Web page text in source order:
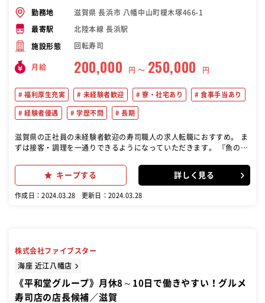
勤務地 滋賀県 長浜市 八幡中山町榎木塚466-1
最寄駅 北陸本線 長浜駅
施設形態 回転寿司
月給 200,000 円 〜 250,000 円
福利厚生充実 未経験者歓迎 寮・社宅あり 食事手当あり
経験者優遇 学歴不問 長期
滋賀県の正社員の未経験者歓迎の寿司職人の求人転職におすすめ。 ま
ずは接客・調理を一通りできるようになっていただきます。 『魚のさ
入社時研修、接客・調理に関するオペレーション研修でしっ かり基本
を身に付けることができますので、初心者の方も安心です。 店舗では
す。 一人前の仕事ができるようになりましたら、時間帯責任者＜主任
キープする 詳しく見る
作成日：2024.03.28 更新日：2024.03.28
株式会社ファイブスター
海座 近江八幡店
《平和堂グループ》月休8～10日で働きやすい！グルメ
寿司店の店長候補／滋賀